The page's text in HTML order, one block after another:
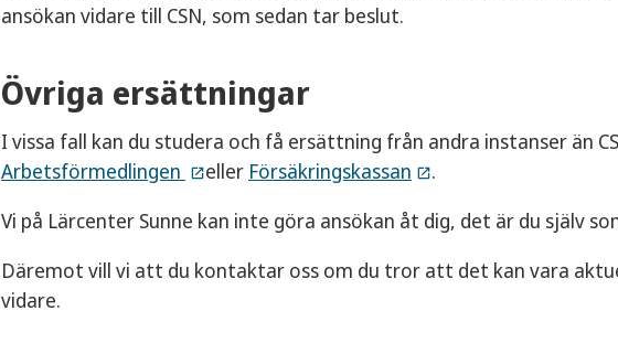
ansökan vidare till CSN, som sedan tar beslut.
Övriga ersättningar
I vissa fall kan du studera och få ersättning från andra instanser än
Arbetsförmedlingen
eller Försäkringskassan
.
Vi på Lärcenter Sunne kan inte göra ansökan åt dig, det är du själv
Däremot vill vi att du kontaktar oss om du tror att det kan vara
vidare.